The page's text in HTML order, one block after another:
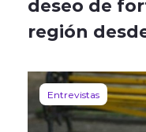
región
Entrevistas